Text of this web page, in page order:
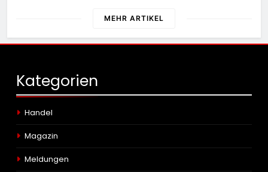
Brandausbreitung
MEHR ARTIKEL
Kategorien
Handel
Magazin
Meldungen